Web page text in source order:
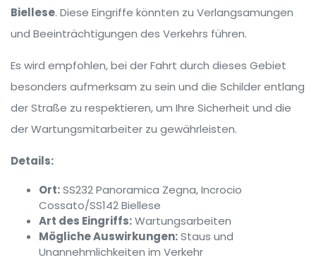
Biellese. Diese Eingriffe könnten zu Verlangsamungen
und Beeinträchtigungen des Verkehrs führen.
Es wird empfohlen, bei der Fahrt durch dieses Gebiet
besonders aufmerksam zu sein und die Schilder entlang
der Straße zu respektieren, um Ihre Sicherheit und die
der Wartungsmitarbeiter zu gewährleisten.
Details:
Ort:SS232 Panoramica Zegna, Incrocio
Cossato/SS142 Biellese
Art des Eingriffs:Wartungsarbeiten
Mögliche Auswirkungen:Staus und
Unannehmlichkeiten im Verkehr